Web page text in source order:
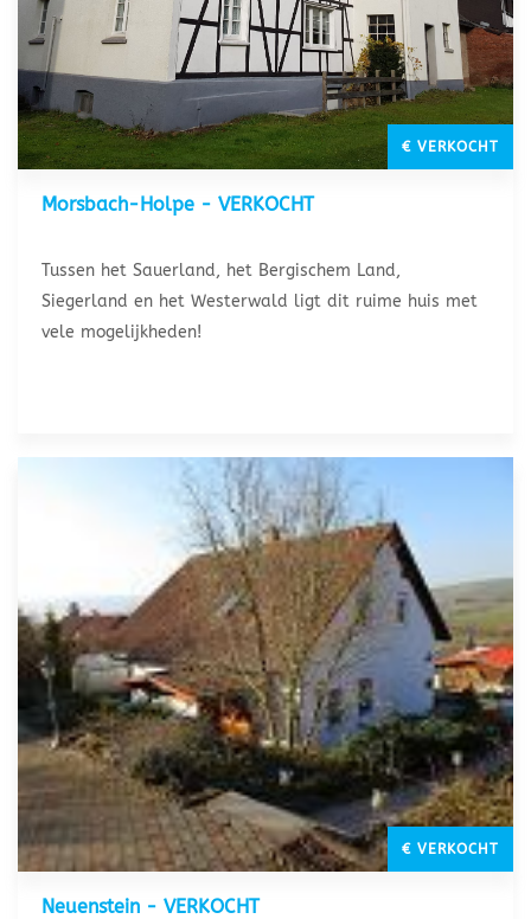
€ VERKOCHT
Morsbach-Holpe - VERKOCHT
Tussen het Sauerland, het Bergischem Land,
Siegerland en het Westerwald ligt dit ruime huis met
vele mogelijkheden!
€ VERKOCHT
Neuenstein - VERKOCHT